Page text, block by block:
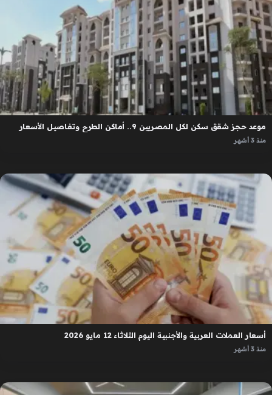
موعد حجز شقق سكن لكل المصريين 9.. أماكن الطرح وتفاصيل الأسعار
منذ 3 أشهر
أسعار العملات العربية والأجنبية اليوم الثلاثاء 12 مايو 2026
منذ 3 أشهر